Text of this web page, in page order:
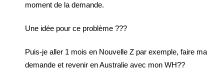
moment de la demande.
Une idée pour ce problème ???
Puis-je aller 1 mois en Nouvelle Z par exemple, faire ma
demande et revenir en Australie avec mon WH??